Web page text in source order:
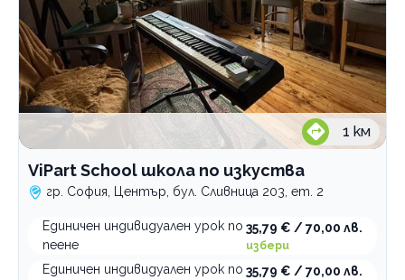
1 км
ViPart School школа по изкуства
гр. София, Център, бул. Сливница 203, ет. 2
Единичен индивидуален урок по
пеене
35,79 € / 70,00 лв.
избери
Единичен индивидуален урок по 35,79 € / 70,00 лв.